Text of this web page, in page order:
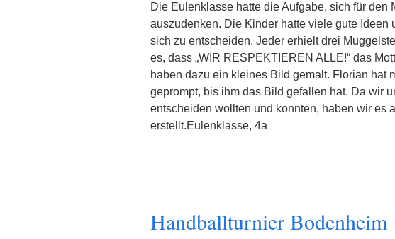
Die Eulenklasse hatte die Aufgabe, sich für den
auszudenken. Die Kinder hatte viele gute Ideen
sich zu entscheiden. Jeder erhielt drei
es, dass „WIR RESPEKTIEREN ALLE!“ das
haben dazu ein kleines Bild gemalt. Florian hat
geprompt, bis ihm das Bild gefallen hat. Da wir
entscheiden wollten und konnten, haben wir es
erstellt.Eulenklasse, 4a
Handballturnier Bodenheim